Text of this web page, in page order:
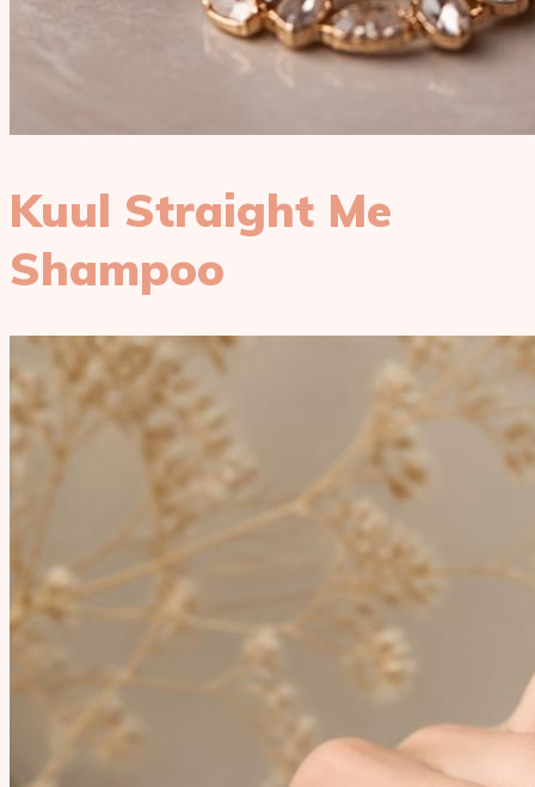
Kuul Straight Me
Shampoo